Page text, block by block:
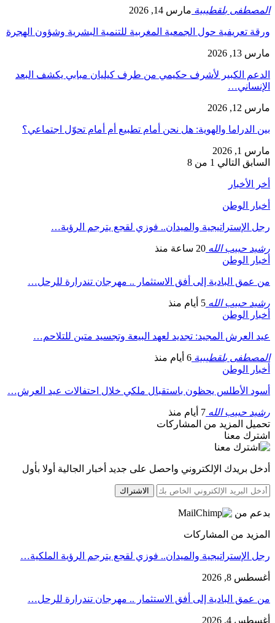
المصطفى بلقطيبية مارس 14, 2026
ورقة تعريفية حول الجمعية المغربية للتنمية البشرية وشؤون الهجرة
مارس 13, 2026
الدعم الكبير لأشرف حكيمي من طرف كيليان مبابي يكشف البعد
الإنساني…
مارس 12, 2026
بين الدراما والهوية: هل نحن أمام تطبيع أم أمام تحوّل اجتماعي؟
مارس 1, 2026
السابق التالي 1 من 8
أخر الأخبار
أخبار الوطن
رجل الإستراتيجية والميدان.. فوزي لقجع يترجم الرؤية…
رشيد حبيب الله 20 ساعة منذ
أخبار الوطن
من عمق البادية إلى أفق الاستثمار .. مهرجان تندرارة للرحل…
رشيد حبيب الله 5 أيام منذ
أخبار الوطن
عيد العرش المجيد: تجديد لعهد البيعة وتجسيد متين للتلاحم…
المصطفى بلقطيبية 6 أيام منذ
أخبار الوطن
أسود الأطلس يحظون باستقبال ملكي خلال احتفالات عيد العرش…
رشيد حبيب الله 7 أيام منذ
تحميل المزيد من المشاركات
اشترك معنا
أدخل بريدك الإلكتروني واحصل على جديد أخبار الجالية أولا بأول
الاشتراك
بدعم من
المزيد من المشاركات
رجل الإستراتيجية والميدان.. فوزي لقجع يترجم الرؤية الملكية…
أغسطس 8, 2026
من عمق البادية إلى أفق الاستثمار .. مهرجان تندرارة للرحل…
أغسطس 4, 2026